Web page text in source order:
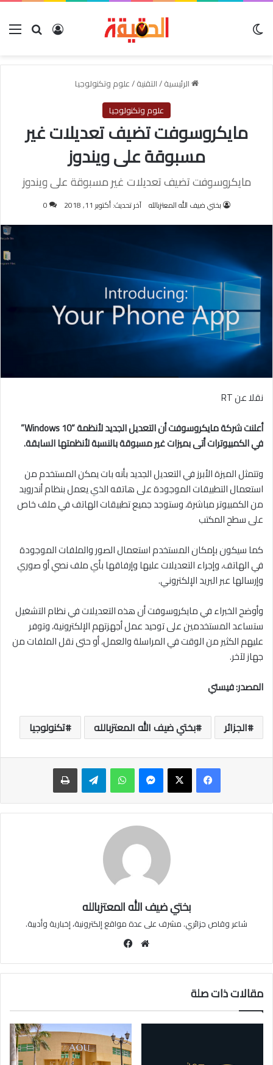
بحث عنتسجيل
الرئيسية/التقنية/علوم وتكنولوجيا
علوم وتكنولوجيا
مايكروسوفت تضيف تعديلات غير
مسبوقة على ويندوز
مايكروسوفت تضيف تعديلات غير مسبوقة على ويندوز
بختي ضيف الله المعتزبالله آخر تحديث: أكتوبر 11, 2018 0
نقلا عن RT
أعلنت شركة مايكروسوفت أن التعديل الجديد لأنظمة “Windows 10”
في الكمبيوترات أتى بميزات غير مسبوقة بالنسبة لأنظمتها السابقة.
وتتمثل الميزة الأبرز في التعديل الجديد بأنه بات يمكن المستخدم من
استعمال التطبيقات الموجودة على هاتفه الذي يعمل بنظام أندرويد
من الكمبيوتر مباشرة، وستوجد جميع تطبيقات الهاتف في ملف خاص
على سطح المكتب
كما سيكون بإمكان المستخدم استعمال الصور والملفات الموجودة
في الهاتف، وإجراء التعديلات عليها وإرفاقها بأي ملف نصي أو صوري
وإرسالها عبر البريد الإلكتروني.
وأوضح الخبراء في مايكروسوفت أن هذه التعديلات في نظام التشغيل
ستساعد المستخدمين على توحيد عمل أجهزتهم الإلكترونية، وتوفر
عليهم الكثير من الوقت في المراسلة والعمل، أو حتى نقل الملفات من
جهاز لآخر.
المصدر: فيستي
الجزائر بختي ضيف الله المعتزبالله تكنولوجيا
ماسنجر واتساب تيلقرام
بختي ضيف الله المعتزبالله
شاعر وقاص جزائري. مشرف على عدة مواقع إلكترونية، إخبارية وأدبية.
موقع
مقالات ذات صلة